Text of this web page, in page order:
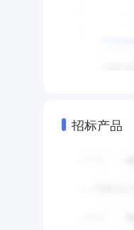
招标产品